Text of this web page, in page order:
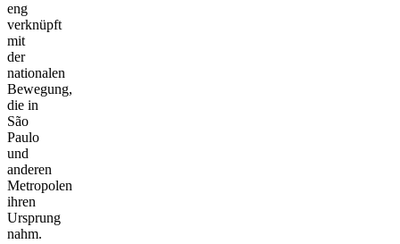
eng
verknüpft
mit
der
nationalen
Bewegung,
die in
São
Paulo
und
anderen
Metropolen
ihren
Ursprung
nahm.